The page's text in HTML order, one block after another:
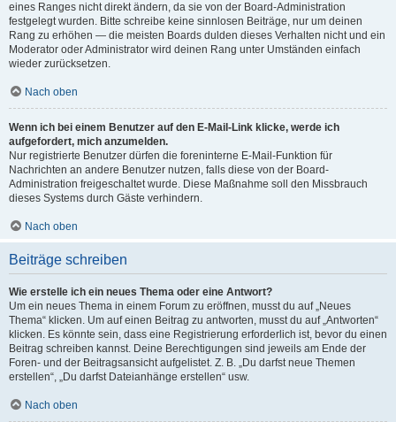
eines Ranges nicht direkt ändern, da sie von der Board-Administration
festgelegt wurden. Bitte schreibe keine sinnlosen Beiträge, nur um deinen
Rang zu erhöhen — die meisten Boards dulden dieses Verhalten nicht und ein
Moderator oder Administrator wird deinen Rang unter Umständen einfach
wieder zurücksetzen.
Nach oben
Wenn ich bei einem Benutzer auf den E-Mail-Link klicke, werde ich
aufgefordert, mich anzumelden.
Nur registrierte Benutzer dürfen die foreninterne E-Mail-Funktion für
Nachrichten an andere Benutzer nutzen, falls diese von der Board-
Administration freigeschaltet wurde. Diese Maßnahme soll den Missbrauch
dieses Systems durch Gäste verhindern.
Nach oben
Beiträge schreiben
Wie erstelle ich ein neues Thema oder eine Antwort?
Um ein neues Thema in einem Forum zu eröffnen, musst du auf „Neues
Thema“ klicken. Um auf einen Beitrag zu antworten, musst du auf „Antworten“
klicken. Es könnte sein, dass eine Registrierung erforderlich ist, bevor du einen
Beitrag schreiben kannst. Deine Berechtigungen sind jeweils am Ende der
Foren- und der Beitragsansicht aufgelistet. Z. B. „Du darfst neue Themen
erstellen“, „Du darfst Dateianhänge erstellen“ usw.
Nach oben